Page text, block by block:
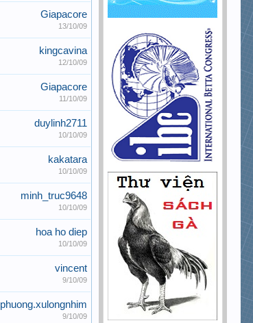
Giapacore
13/10/09
kingcavina
12/10/09
Giapacore
11/10/09
duylinh2711
10/10/09
kakatara
10/10/09
minh_truc9648
10/10/09
hoa ho diep
10/10/09
vincent
9/10/09
phuong.xulongnhim
9/10/09